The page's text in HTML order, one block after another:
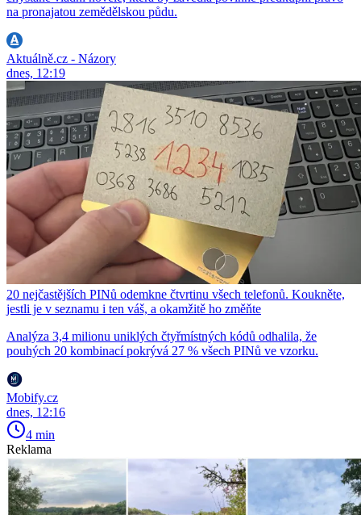
na pronajatou zemědělskou půdu.
Aktuálně.cz - Názory
dnes, 12:19
20 nejčastějších PINů odemkne čtvrtinu všech telefonů. Koukněte,
jestli je v seznamu i ten váš, a okamžitě ho změňte
Analýza 3,4 milionu uniklých čtyřmístných kódů odhalila, že
pouhých 20 kombinací pokrývá 27 % všech PINů ve vzorku.
Mobify.cz
dnes, 12:16
4 min
Reklama